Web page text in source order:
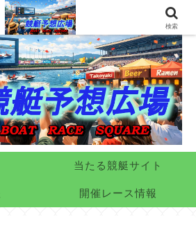
当たる競艇サイト
開催レース情報
検索